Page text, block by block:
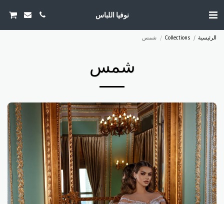
نوفيا اللباس
الرئيسية Collections شمس
شمس